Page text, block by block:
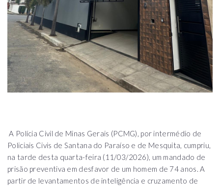
A Polícia Civil de Minas Gerais (PCMG), por intermédio de
Policiais Civis de Santana do Paraíso e de Mesquita, cumpriu,
na tarde desta quarta-feira (11/03/2026), um mandado de
prisão preventiva em desfavor de um homem de 74 anos. A
partir de levantamentos de inteligência e cruzamento de